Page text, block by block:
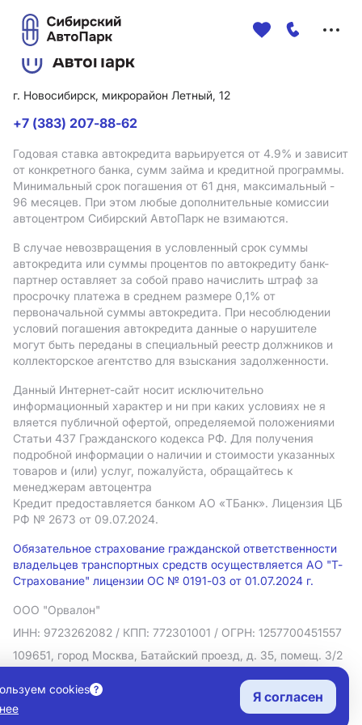
г. Новосибирск, микрорайон Летный, 12
+7 (383) 207-88-62
Годовая ставка автокредита варьируется от 4.9% и зависит
от конкретного банка, сумм займа и кредитной программы.
Минимальный срок погашения от 61 дня, максимальный -
96 месяцев. При этом любые дополнительные комиссии
автоцентром Сибирский АвтоПарк не взимаются.
В случае невозвращения в условленный срок суммы
автокредита или суммы процентов по автокредиту банк-
партнер оставляет за собой право начислить штраф за
просрочку платежа в среднем размере 0,1% от
первоначальной суммы автокредита. При несоблюдении
условий погашения автокредита данные о нарушителе
могут быть переданы в специальный реестр должников и
коллекторское агентство для взыскания задолженности.
Данный Интернет-сайт носит исключительно
информационный характер и ни при каких условиях не я
вляется публичной офертой, определяемой положениями
Статьи 437 Гражданского кодекса РФ. Для получения
подробной информации о наличии и стоимости указанных
товаров и (или) услуг, пожалуйста, обращайтесь к
менеджерам автоцентра
Кредит предоставляется банком АO «ТБанк». Лицензия ЦБ
РФ № 2673 от 09.07.2024.
Обязательное страхование гражданской ответственности
владельцев транспортных средств осуществляется АО "Т-
Страхование" лицензии ОС № 0191-03 от 01.07.2024 г.
ООО "Орвалон"
ИНН: 9723262082 / КПП: 772301001 / ОГРН: 1257700451557
109651, город Москва, Батайский проезд, д. 35, помещ. 3/2
Политика в отношении обработки персональных данных
Согласие на рекламную рассылку
Правовая информация
cookies
Я согласен